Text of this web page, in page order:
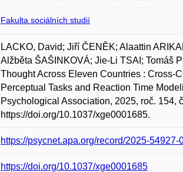
Fakulta sociálních studií
LACKO, David; Jiří ČENĚK; Alaattin
Alžběta ŠAŠINKOVÁ; Jie-Li TSAI; Tomáš
Thought Across Eleven Countries : Cross-
Perceptual Tasks and Reaction Time
Psychological Association, 2025, roč. 154,
https://doi.org/10.1037/xge0001685.
https://psycnet.apa.org/record/2025-54927-
https://doi.org/10.1037/xge0001685